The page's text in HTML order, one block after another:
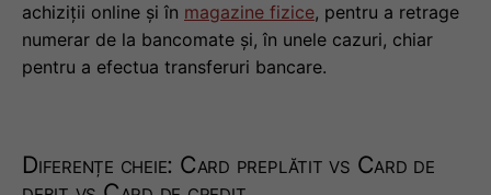
achiziții online și în magazine fizice, pentru a retrage
numerar de la bancomate și, în unele cazuri, chiar
pentru a efectua transferuri bancare.
Diferențe cheie: Card preplătit vs Card de